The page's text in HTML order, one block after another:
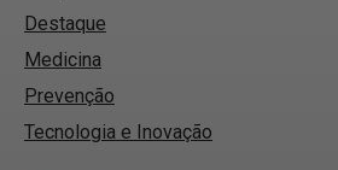
Destaque
Medicina
Prevenção
Tecnologia e Inovação